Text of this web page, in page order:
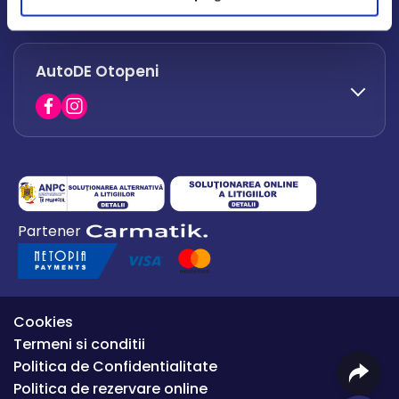
office.afumati@autode.ro
0730 063 852
0730 063 851
AutoDE Otopeni
0754 649 360
office.premium@autode.ro
Partener
Cookies
Termeni si conditii
Politica de Confidentialitate
Politica de rezervare online